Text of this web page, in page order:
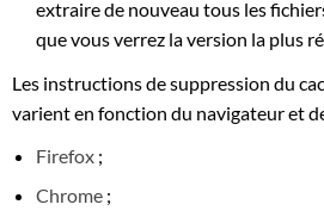
extraire de nouveau tous les
que vous verrez la version la plus
Les instructions de suppression du
varient en fonction du navigateur et
Firefox ;
Chrome ;